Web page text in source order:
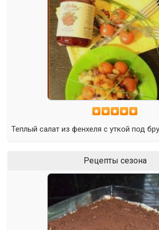
Теплый салат из фенхеля с уткой под
Рецепты сезона